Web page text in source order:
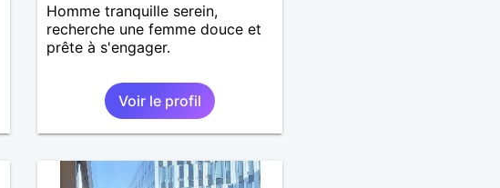
Homme tranquille serein,
recherche une femme douce et
prête à s'engager.
Voir le profil